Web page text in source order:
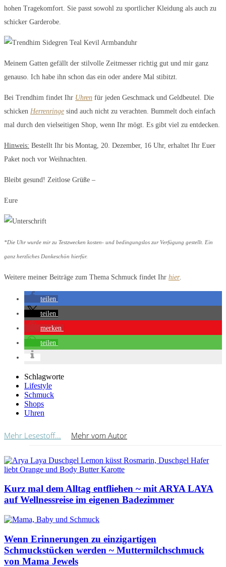
hohen Tragekomfort. Sie passt sowohl zu sportlicher Kleidung als auch zu
schicker Garderobe.
Meinem Gatten gefällt der stilvolle Zeitmesser richtig gut und mir ganz
genauso. Ich habe ihn schon das ein oder andere Mal stibitzt.
Bei Trendhim findet Ihr Uhren für jeden Geschmack und Geldbeutel. Die
schicken Herrenringe sind auch nicht zu verachten. Bummelt doch einfach
mal durch den vielseitigen Shop, wenn Ihr mögt. Es gibt viel zu entdecken.
Hinweis: Bestellt Ihr bis Montag, 20. Dezember, 16 Uhr, erhaltet Ihr Euer
Paket noch vor Weihnachten.
Bleibt gesund! Zeitlose Grüße –
Eure
*Die Uhr wurde mir zu Testzwecken kosten- und bedingungslos zur Verfügung gestellt. Ein
ganz herzliches Dankeschön hierfür.
Weitere meiner Beiträge zum Thema Schmuck findet Ihr hier.
teilen
teilen
merken
teilen
Schlagworte
Lifestyle
Schmuck
Shops
Uhren
Mehr Lesestoff... Mehr vom Autor
Kurz mal dem Alltag entfliehen ~ mit ARYA LAYA
auf Wellnessreise im eigenen Badezimmer
Wenn Erinnerungen zu einzigartigen
Schmuckstücken werden ~ Muttermilchschmuck
von Mama Jewels